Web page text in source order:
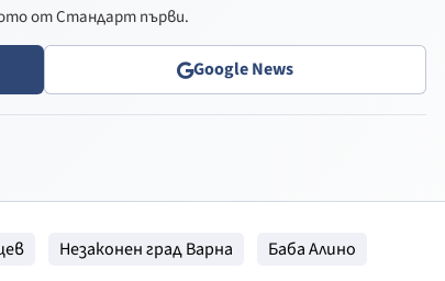
от Стандарт първи.
Google News
Незаконен град Варна
Баба Алино